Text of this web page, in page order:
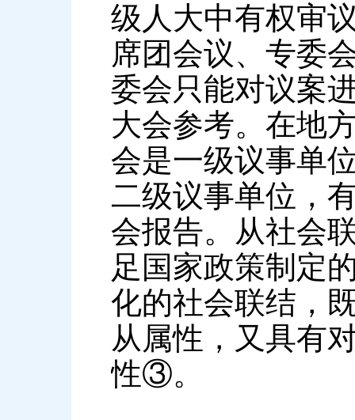
级人大中有权审
席团会议、专委
委会只能对议案
大会参考。在地
会是一级议事单
二级议事单位，
会报告。从社会
足国家政策制定
化的社会联结，
从属性，又具有
性③。